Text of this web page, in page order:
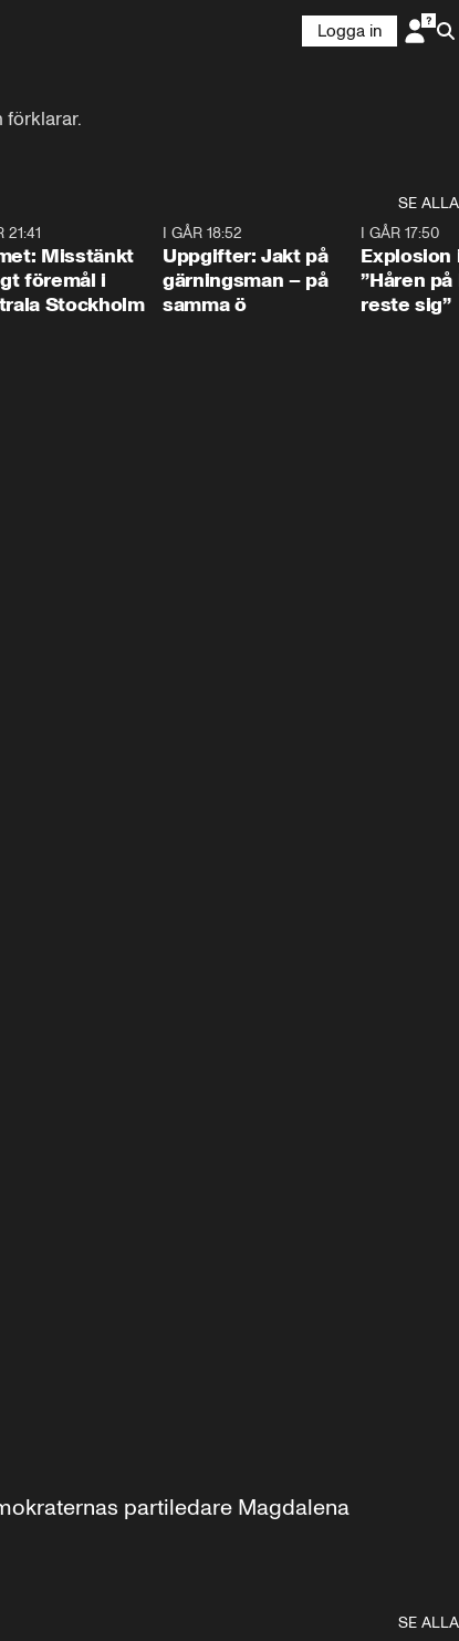
Logga in
förklarar.
SE ALLA
21:41
Misstänkt
föremål i
Stockholm
I GÅR 18:52
Uppgifter: Jakt på
gärningsman – på
samma ö
I GÅR 17:50
Explosion
”Håren
reste sig”
partiledare Magdalena
SE ALLA